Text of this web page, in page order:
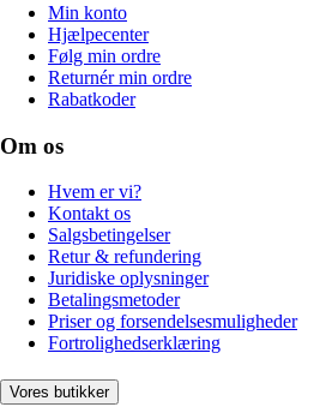
Min konto
Hjælpecenter
Følg min ordre
Returnér min ordre
Rabatkoder
Om os
Hvem er vi?
Kontakt os
Salgsbetingelser
Retur & refundering
Juridiske oplysninger
Betalingsmetoder
Priser og forsendelsesmuligheder
Fortrolighedserklæring
Vores butikker